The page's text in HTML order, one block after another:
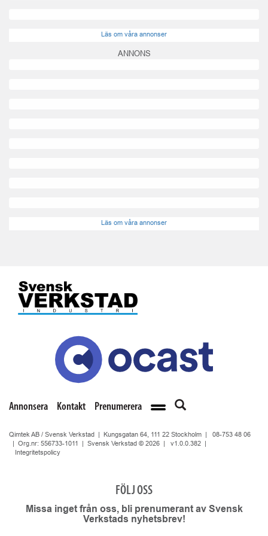
Läs om våra annonser
ANNONS
Läs om våra annonser
Annonsera Kontakt Prenumerera
Qimtek AB / Svensk Verkstad | Kungsgatan 64, 111 22 Stockholm | 08-753 48 06
| Org.nr: 556733-1011 | Svensk Verkstad © 2026 | v1.0.0.382
Integritetspolicy
FÖLJ OSS
Missa inget från oss, bli prenumerant av Svensk
Verkstads nyhetsbrev!